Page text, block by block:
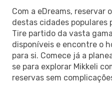
Com a eDreams, reservar
destas cidades populares
Tire partido da vasta
disponíveis e encontre o
para si. Comece já a
se para explorar Mikkeli
reservas sem